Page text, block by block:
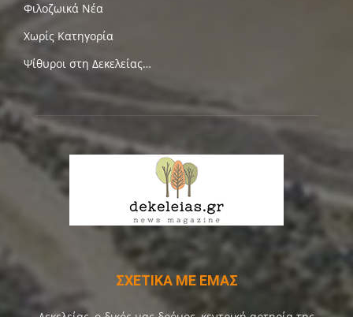
Φιλοζωικά Νέα
Χωρίς Κατηγορία
Ψίθυροι στη Δεκελείας…
ΣΧΕΤΙΚΑ ΜΕ ΕΜΑΣ